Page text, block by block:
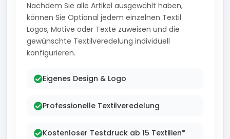
Nachdem Sie alle Artikel ausgewählt haben,
können Sie Optional jedem einzelnen Textil
Logos, Motive oder Texte zuweisen und die
gewünschte Textilveredelung individuell
konfigurieren.
Eigenes Design & Logo
Professionelle Textilveredelung
Kostenloser Testdruck ab 15 Textilien*